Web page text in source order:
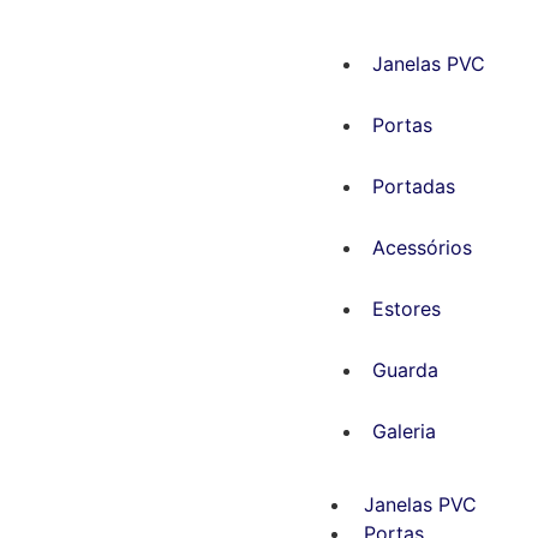
Janelas PVC
Portas
Portadas
Acessórios
Estores
Guarda
Galeria
Janelas PVC
Portas